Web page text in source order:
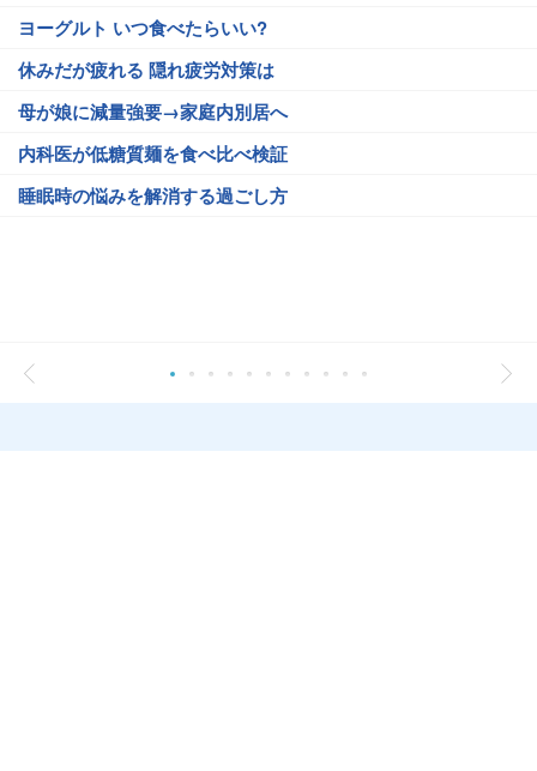
ヨーグルト いつ食べたらいい?
休みだが疲れる 隠れ疲労対策は
母が娘に減量強要→家庭内別居へ
内科医が低糖質麺を食べ比べ検証
睡眠時の悩みを解消する過ごし方